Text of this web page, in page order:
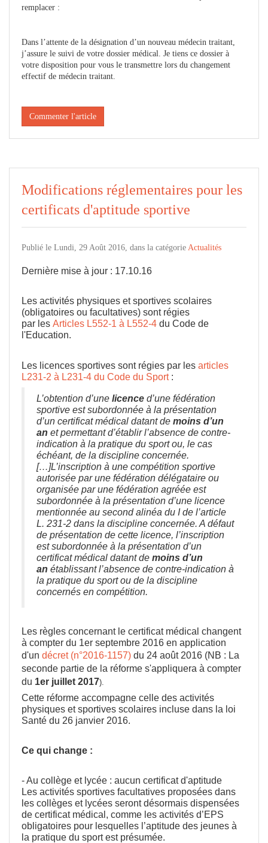
remplacer :
Dans l’attente de la désignation d’un nouveau médecin traitant,
j’assure le suivi de votre dossier médical. Je tiens ce dossier à
votre disposition pour vous le transmettre lors du changement
effectif de médecin traitant.
Commenter l'article
Modifications réglementaires pour les
certificats d'aptitude sportive
Publié le Lundi, 29 Août 2016, dans la catégorie Actualités
Dernière mise à jour : 17.10.16
Les activités physiques et sportives scolaires
(obligatoires ou facultatives) sont régies
par les Articles L552-1 à L552-4 du Code de
l'Education.
Les licences sportives sont régies par les articles
L231-2 à L231-4 du Code du Sport:
L’obtention d’une licence d’une fédération
sportive est subordonnée à la présentation
d’un certificat médical datant de moins d’un
an et permettant d’établir l’absence de contre-
indication à la pratique du sport ou, le cas
échéant, de la discipline concernée.
[…]L’inscription à une compétition sportive
autorisée par une fédération délégataire ou
organisée par une fédération agréée est
subordonnée à la présentation d’une licence
mentionnée au second alinéa du I de l’article
L. 231-2 dans la discipline concernée. A défaut
de présentation de cette licence, l’inscription
est subordonnée à la présentation d’un
certificat médical datant de moins d’un
an établissant l’absence de contre-indication à
la pratique du sport ou de la discipline
concernés en compétition.
Les règles concernant le certificat médical changent
à compter du 1er septembre 2016 en application
d'un décret (n°2016-1157) du 24 août 2016 (NB : La
seconde partie de la réforme s'appliquera à compter
du 1er juillet 2017).
Cette réforme accompagne celle des activités
physiques et sportives scolaires incluse dans la loi
Santé du 26 janvier 2016.
Ce qui change :
- Au collège et lycée : aucun certificat d'aptitude
Les activités sportives facultatives proposées dans
les collèges et lycées seront désormais dispensées
de certificat médical, comme les activités d’EPS
obligatoires pour lesquelles l’aptitude des jeunes à
la pratique du sport est présumée.